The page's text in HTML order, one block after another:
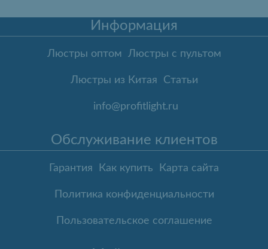
Информация
Люстры оптом Люстры с пультом
Люстры из Китая Статьи
info@profitlight.ru
Обслуживание клиентов
Гарантия Как купить Карта сайта
Политика конфиденциальности
Пользовательское соглашение